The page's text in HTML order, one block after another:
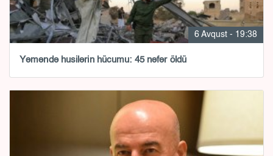
6 Avqust - 19:38
Yəməndə husilərin hücumu: 45 nəfər öldü